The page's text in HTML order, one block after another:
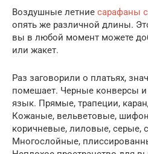
Воздушные летние сарафаны
опять же различной длины.
вы в любой момент можете
или жакет.
Раз заговорили о платьях,
помешает. Черные конверсы
язык. Прямые, трапеции,
Кожаные, вельветовые,
коричневые, лиловые, серые,
Многослойные,